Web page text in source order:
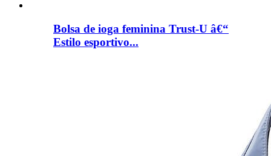
Bolsa de ioga feminina Trust-U â€“
Estilo esportivo...